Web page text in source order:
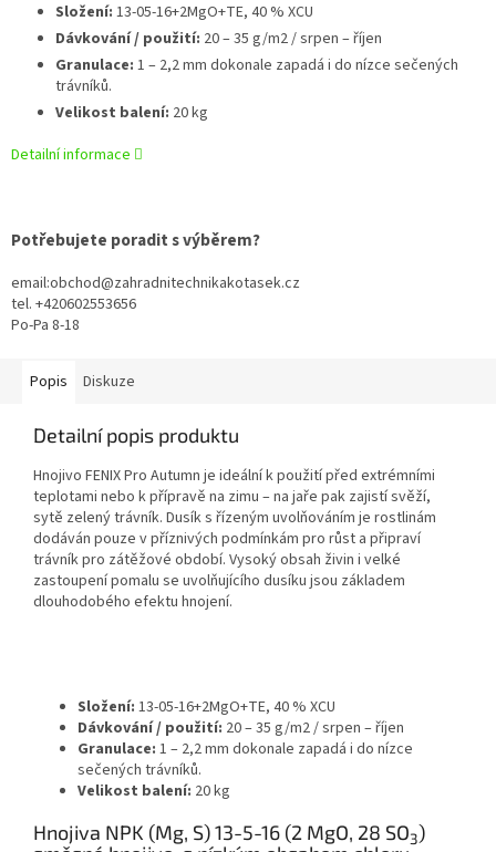
Složení: 13-05-16+2MgO+TE, 40 % XCU
Dávkování / použití: 20 – 35 g/m2 / srpen – říjen
Granulace: 1 – 2,2 mm dokonale zapadá i do nízce sečených
trávníků.
Velikost balení: 20 kg
Detailní informace
Potřebujete poradit s výběrem?
email:obchod@zahradnitechnikakotasek.cz
tel. +420602553656
Po-Pa 8-18
Popis Diskuze
Detailní popis produktu
Hnojivo FENIX Pro Autumn je ideální k použití před extrémními
teplotami nebo k přípravě na zimu – na jaře pak zajistí svěží,
sytě zelený trávník. Dusík s řízeným uvolňováním je rostlinám
dodáván pouze v příznivých podmínkám pro růst a připraví
trávník pro zátěžové období. Vysoký obsah živin i velké
zastoupení pomalu se uvolňujícího dusíku jsou základem
dlouhodobého efektu hnojení.
Složení: 13-05-16+2MgO+TE, 40 % XCU
Dávkování / použití: 20 – 35 g/m2 / srpen – říjen
Granulace: 1 – 2,2 mm dokonale zapadá i do nízce
sečených trávníků.
Velikost balení: 20 kg
Hnojiva NPK (Mg, S) 13-5-16 (2 MgO, 28 SO3)